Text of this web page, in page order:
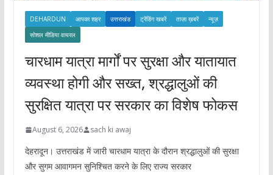
DEHARDUN आपका शहर उत्तराखंड ट्रेंडिंग खबरें ताज़ा ख़बरें
न्यूज़
सोशल मीडिया वायरल
चारधाम यात्रा मार्गों पर सुरक्षा और यातायात
व्यवस्था होगी और सख्त, श्रद्धालुओं की
सुरक्षित यात्रा पर सरकार का विशेष फोकस
August 6, 2026 sach ki awaj
देहरादून। उत्तराखंड में जारी चारधाम यात्रा के दौरान श्रद्धालुओं की सुरक्षा
और सुगम आवागमन सुनिश्चित करने के लिए राज्य सरकार